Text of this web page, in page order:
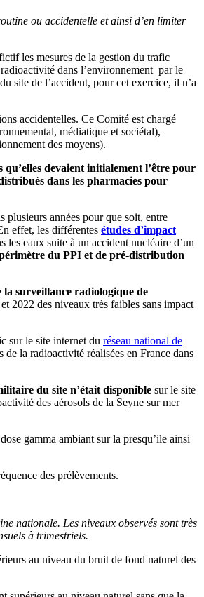
ou accidentelle et ainsi d’en limiter
les mesures de la gestion du trafic
dans l’environnement par le
site de l’accident, pour cet exercice, il n’a
accidentelles. Ce Comité est chargé
médiatique et sociétal),
des moyens).
devaient initialement l’être pour
dans les pharmacies pour
plusieurs années pour que soit, entre
effet, les différentes études d’impact
les eaux suite à un accident nucléaire d’un
du PPI et de pré-distribution
la surveillance radiologique de
2022 des niveaux très faibles sans impact
sur le site internet du réseau national de
la radioactivité réalisées en France dans
du site n’était disponible sur le site
des aérosols de la Seyne sur mer
gamma ambiant sur la presqu’ile ainsi
des prélèvements.
nationale. Les niveaux observés sont très
à trimestriels.
au niveau du bruit de fond naturel des